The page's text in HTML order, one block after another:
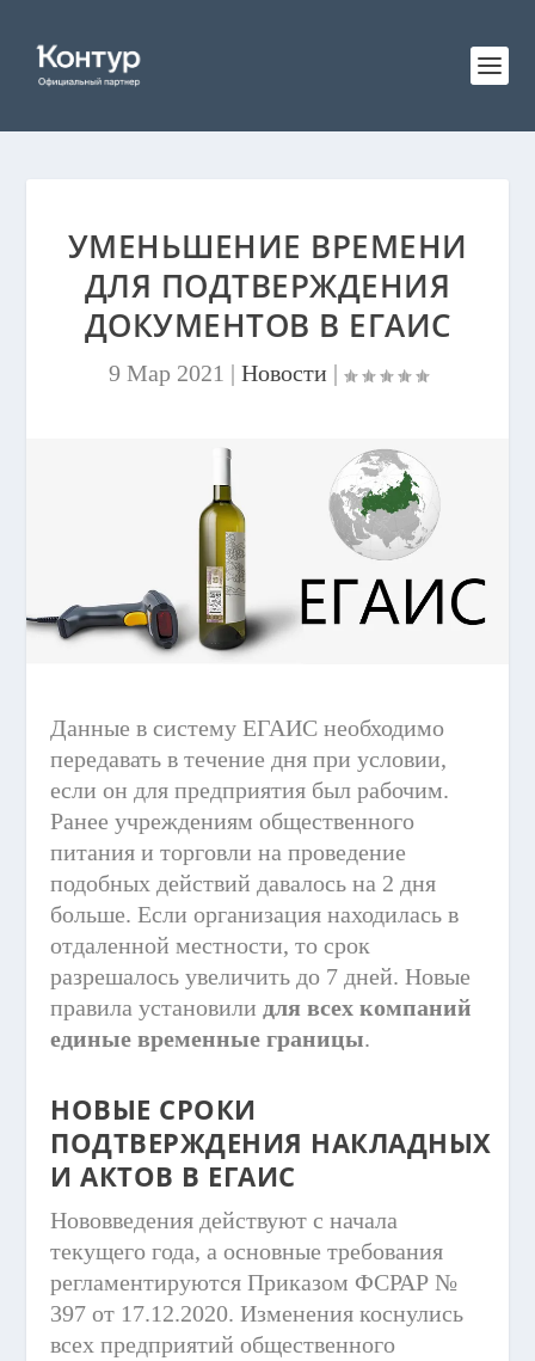
УМЕНЬШЕНИЕ ВРЕМЕНИ
ДЛЯ ПОДТВЕРЖДЕНИЯ
ДОКУМЕНТОВ В ЕГАИС
9 Мар 2021 | Новости |
Данные в систему ЕГАИС необходимо
передавать в течение дня при условии,
если он для предприятия был рабочим.
Ранее учреждениям общественного
питания и торговли на проведение
подобных действий давалось на 2 дня
больше. Если организация находилась в
отдаленной местности, то срок
разрешалось увеличить до 7 дней. Новые
правила установилидля всех компаний
единые временные границы.
НОВЫЕ СРОКИ
ПОДТВЕРЖДЕНИЯ НАКЛАДНЫХ
И АКТОВ В ЕГАИС
Нововведения действуют с начала
текущего года, а основные требования
регламентируются Приказом ФСРАР №
397 от 17.12.2020. Изменения коснулись
всех предприятий общественного